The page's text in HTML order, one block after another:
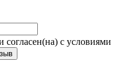
согласен(на) с условиями